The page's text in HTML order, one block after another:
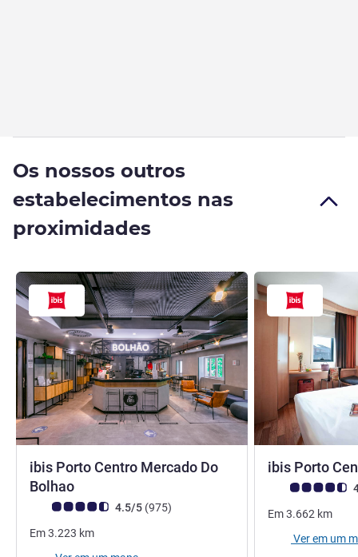
Os nossos outros
estabelecimentos nas
proximidades
ibis Porto Centro Mercado Do
Bolhao
Nota clientes Avis (Classificação ALL)
4.5/5 (975comentários
)
Em3.223 km
ibis Porto
Nota clientes
Em3.662 km
Ver em um